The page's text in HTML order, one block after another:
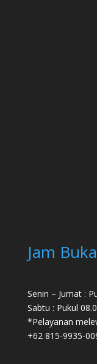
Jam
Senin – Jumat :
Sabtu : Pukul
*Pelayanan
+62 815-9935-